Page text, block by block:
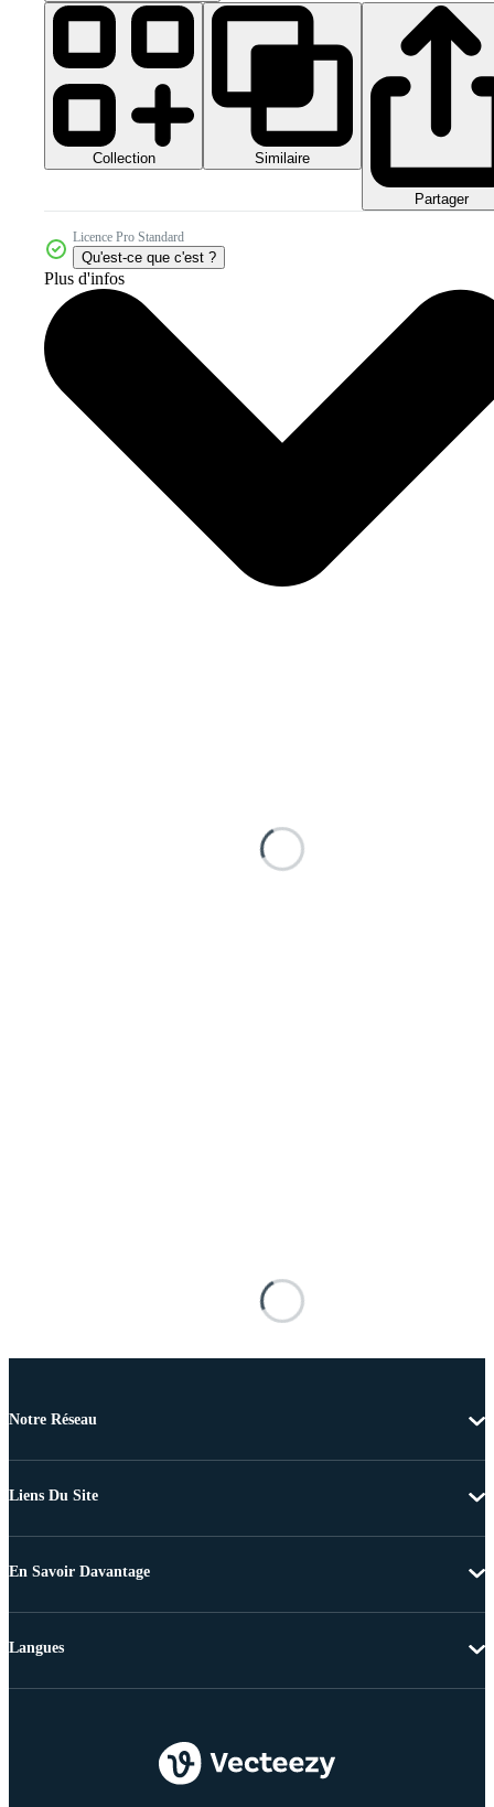
Collection Similaire
Partager
Licence Pro Standard
Qu'est-ce que c'est ?
Plus d'infos
Notre Réseau
Liens Du Site
En Savoir Davantage
Langues